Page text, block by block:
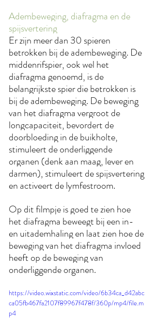
Adembeweging, diafragma en de
spijsvertering
Er zijn meer dan 30 spieren
betrokken bij de adembeweging. De
middenrifspier, ook wel het
diafragma genoemd, is de
belangrijkste spier die betrokken is
bij de adembeweging. De beweging
van het diafragma vergroot de
longcapaciteit, bevordert de
doorbloeding in de buikholte,
stimuleert de onderliggende
organen (denk aan maag, lever en
darmen), stimuleert de spijsvertering
en activeert de lymfestroom.
Op dit filmpje is goed te zien hoe
het diafragma beweegt bij een in-
en uitademhaling en laat zien hoe de
beweging van het diafragma invloed
heeft op de beweging van
onderliggende organen.
https://video.wixstatic.com/video/6b34ca_d42abc
ca05fb467fa2107f89967f478f/360p/mp4/file.m
p4